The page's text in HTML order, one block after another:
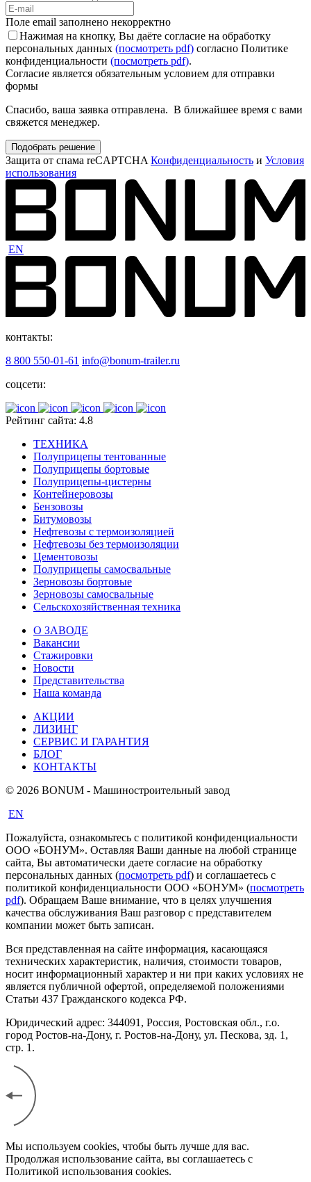
Поле email заполнено некорректно
Нажимая на кнопку, Вы даёте согласие на обработку
персональных данных (посмотреть pdf) согласно Политике
конфиденциальности (посмотреть pdf).
Согласие является обязательным условием для отправки
формы
Спасибо, ваша заявка отправлена. В ближайшее время с вами
свяжется менеджер.
Подобрать решение
Защита от спама reCAPTCHA Конфиденциальность и Условия
использования
EN
контакты:
8 800 550-01-61 info@bonum-trailer.ru
соцсети:
Рейтинг сайта: 4.8
ТЕХНИКА
Полуприцепы тентованные
Полуприцепы бортовые
Полуприцепы-цистерны
Контейнеровозы
Бензовозы
Битумовозы
Нефтевозы с термоизоляцией
Нефтевозы без термоизоляции
Цементовозы
Полуприцепы самосвальные
Зерновозы бортовые
Зерновозы самосвальные
Сельскохозяйственная техника
О ЗАВОДЕ
Вакансии
Стажировки
Новости
Представительства
Наша команда
АКЦИИ
ЛИЗИНГ
СЕРВИС И ГАРАНТИЯ
БЛОГ
КОНТАКТЫ
© 2026 BONUM - Машиностроительный завод
EN
Пожалуйста, ознакомьтесь с политикой конфиденциальности
ООО «БОНУМ». Оставляя Ваши данные на любой странице
сайта, Вы автоматически даете согласие на обработку
персональных данных (посмотреть pdf) и соглашаетесь с
политикой конфиденциальности ООО «БОНУМ» (посмотреть
pdf). Обращаем Ваше внимание, что в целях улучшения
качества обслуживания Ваш разговор с представителем
компании может быть записан.
Вся представленная на сайте информация, касающаяся
технических характеристик, наличия, стоимости товаров,
носит информационный характер и ни при каких условиях не
является публичной офертой, определяемой положениями
Статьи 437 Гражданского кодекса РФ.
Юридический адрес: 344091, Россия, Ростовская обл., г.о.
город Ростов-на-Дону, г. Ростов-на-Дону, ул. Пескова, зд. 1,
стр. 1.
Мы используем cookies, чтобы быть лучше для вас.
Продолжая использование сайта, вы соглашаетесь с
Политикой использования cookies.